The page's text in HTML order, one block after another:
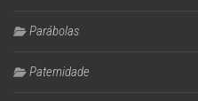
Parábolas
Paternidade